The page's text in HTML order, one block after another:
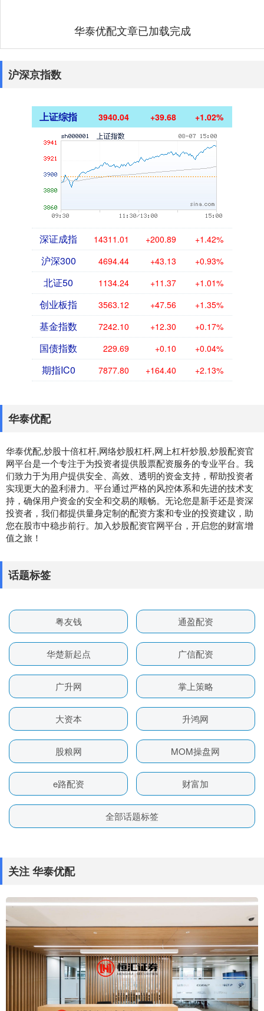
华泰优配文章已加载完成
沪深京指数
上证综指 3940.04 +39.68 +1.02%
深证成指 14311.01 +200.89 +1.42%
沪深300 4694.44 +43.13 +0.93%
北证50 1134.24 +11.37 +1.01%
创业板指 3563.12 +47.56 +1.35%
基金指数 7242.10 +12.30 +0.17%
国债指数 229.69 +0.10 +0.04%
期指IC0 7877.80 +164.40 +2.13%
华泰优配
华泰优配,炒股十倍杠杆,网络炒股杠杆,网上杠杆炒股,炒股配资官
网平台是一个专注于为投资者提供股票配资服务的专业平台。我
们致力于为用户提供安全、高效、透明的资金支持，帮助投资者
实现更大的盈利潜力。平台通过严格的风控体系和先进的技术支
持，确保用户资金的安全和交易的顺畅。无论您是新手还是资深
投资者，我们都提供量身定制的配资方案和专业的投资建议，助
您在股市中稳步前行。加入炒股配资官网平台，开启您的财富增
值之旅！
话题标签
粤友钱 通盈配资
华楚新起点 广信配资
广升网 掌上策略
大资本 升鸿网
股粮网 MOM操盘网
e路配资 财富加
全部话题标签
关注 华泰优配